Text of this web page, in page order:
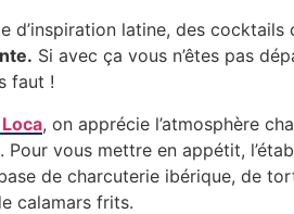
d’inspiration latine, des cocktails
Si avec ça vous n’êtes pas
faut !
, on apprécie l’atmosphère
Pour vous mettre en appétit,
de charcuterie ibérique, de
calamars frits.